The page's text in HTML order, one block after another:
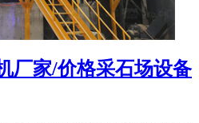
厂家/价格采石场设备